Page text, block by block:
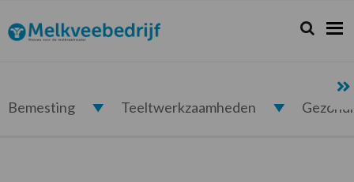
de
hoofdnavigatie
de
hoofd
de
eerste
de
voettekst
Melkveebedrijf.nl Zoeken...
Zoek
Bemesting Teeltwerkzaamheden